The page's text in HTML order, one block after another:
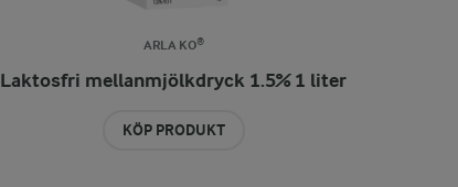
ARLA KO®
Laktosfri mellanmjölkdryck 1.5% 1 liter
KÖP PRODUKT